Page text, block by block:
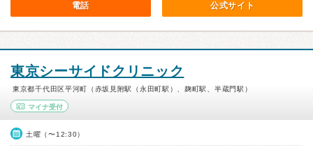
電話 公式サイト
東京シーサイドクリニック
東京都千代田区平河町（赤坂見附駅（永田町駅）、麹町駅、半蔵門駅）
マイナ受付
土曜（〜12:30）